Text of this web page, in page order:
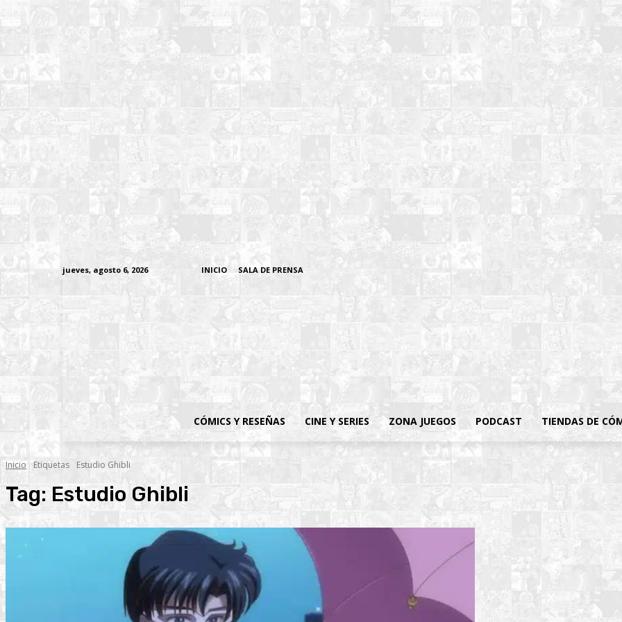
jueves, agosto 6, 2026 INICIO SALA DE PRENSA
CÓMICS Y RESEÑAS CINE Y SERIES ZONA JUEGOS PODCAST TIENDAS DE
Inicio Etiquetas Estudio Ghibli
Tag: Estudio Ghibli